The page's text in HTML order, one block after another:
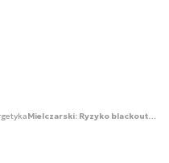
Mielczarski: Ryzyko blackoutu jest większe niż w sierpniu